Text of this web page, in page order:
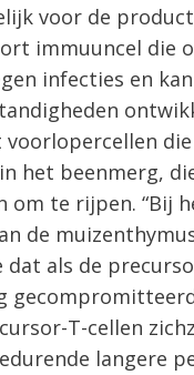
voor de
immuuncel die
infecties en
voorlopercellen
het beenmerg,
om te rijpen. “Bij
de
als de
T-cellen
langere